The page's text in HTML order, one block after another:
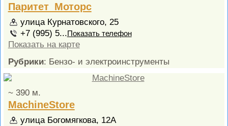
Паритет_Моторс
улица Курнатовского, 25
+7 (995) 5...Показать телефон
Показать на карте
Рубрики: Бензо- и электроинструменты
~ 390 м.
MachineStore
улица Богомягкова, 12А